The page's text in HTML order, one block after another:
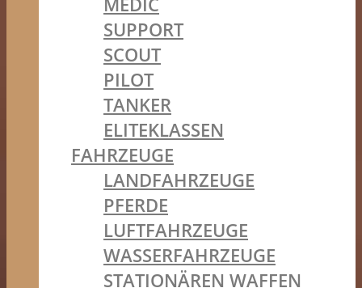
SUPPORT
SCOUT
PILOT
TANKER
ELITEKLASSEN
FAHRZEUGE
LANDFAHRZEUGE
PFERDE
LUFTFAHRZEUGE
WASSERFAHRZEUGE
STATIONÄREN WAFFEN